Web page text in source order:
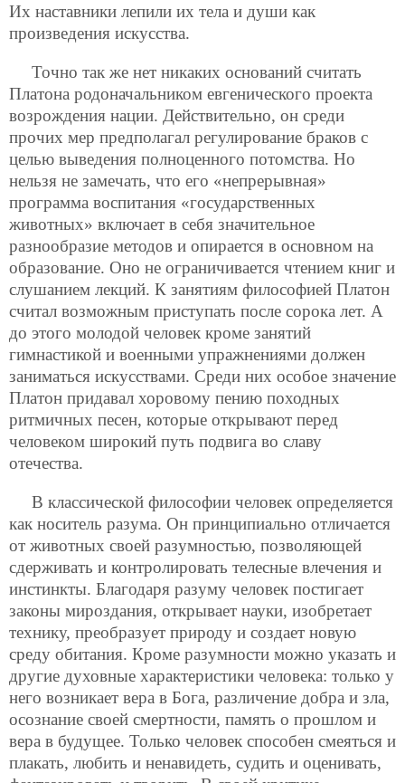
Их наставники лепили их тела и души как
произведения искусства.
Точно так же нет никаких оснований считать
Платона родоначальником евгенического проекта
возрождения нации. Действительно, он среди
прочих мер предполагал регулирование браков с
целью выведения полноценного потомства. Но
нельзя не замечать, что его «непрерывная»
программа воспитания «государственных
животных» включает в себя значительное
разнообразие методов и опирается в основном на
образование. Оно не ограничивается чтением книг и
слушанием лекций. К занятиям философией Платон
считал возможным приступать после сорока лет. А
до этого молодой человек кроме занятий
гимнастикой и военными упражнениями должен
заниматься искусствами. Среди них особое значение
Платон придавал хоровому пению походных
ритмичных песен, которые открывают перед
человеком широкий путь подвига во славу
отечества.
В классической философии человек определяется
как носитель разума. Он принципиально отличается
от животных своей разумностью, позволяющей
сдерживать и контролировать телесные влечения и
инстинкты. Благодаря разуму человек постигает
законы мироздания, открывает науки, изобретает
технику, преобразует природу и создает новую
среду обитания. Кроме разумности можно указать и
другие духовные характеристики человека: только у
него возникает вера в Бога, различение добра и зла,
осознание своей смертности, память о прошлом и
вера в будущее. Только человек способен смеяться и
плакать, любить и ненавидеть, судить и оценивать,